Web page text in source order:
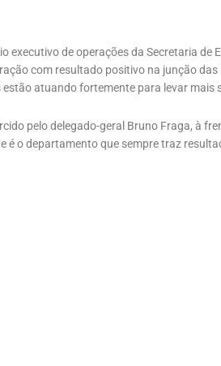
executivo de operações da Secretaria de
com resultado positivo na junção
atuando fortemente para levar mais
pelo delegado-geral Bruno Fraga, à
é o departamento que sempre traz